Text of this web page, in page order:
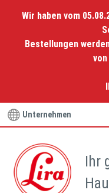
Wir haben vom
Bestellungen
Unternehmen
Ihr